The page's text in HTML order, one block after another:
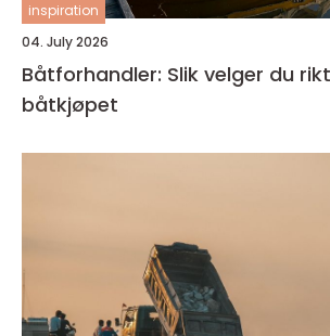
inspiration
04. July 2026
Båtforhandler: Slik velger du
båtkjøpet